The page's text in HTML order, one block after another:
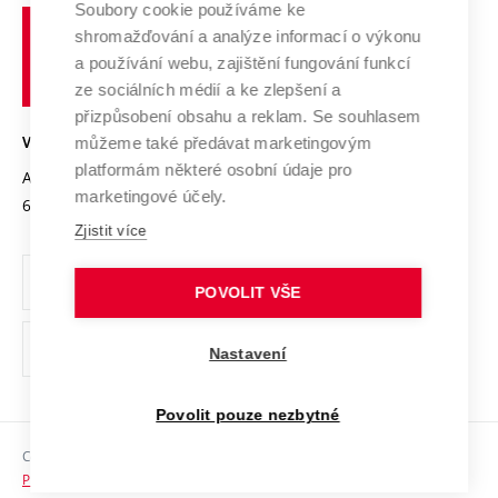
Výzkumné infrastruktury
Transfer znalostí
Open Science
Projekty
Projekty ze strukturálních fondů
Specifický výzkum
Spolupráce se školami
Služby univerzity
Mezinárodní dohody
Univerzitní sítě
Udržitelná univerzita
Podnikavá univerzita / ContriBUTe
Bezpečná univerzita
Vyznamenání
Organizační struktura
Ochrana osobních údajů
odkaz)
Sociální bezpečí
učení
technické
VYSOKÉ UČENÍ TECHNICKÉ V BRNĚ
Antonínská 548/1
602 00 Brno
www.vut.cz
vut@vutbr.cz
Copyright © 2026 VUT
Prohlášení o přístupnosti
Soubory cookie používáme ke
shromažďování a analýze informací o výkonu
a používání webu, zajištění fungování funkcí
ze sociálních médií a ke zlepšení a
přizpůsobení obsahu a reklam. Se souhlasem
můžeme také předávat marketingovým
platformám některé osobní údaje pro
marketingové účely.
Zjistit více
POVOLIT VŠE
Nastavení
Povolit pouze nezbytné